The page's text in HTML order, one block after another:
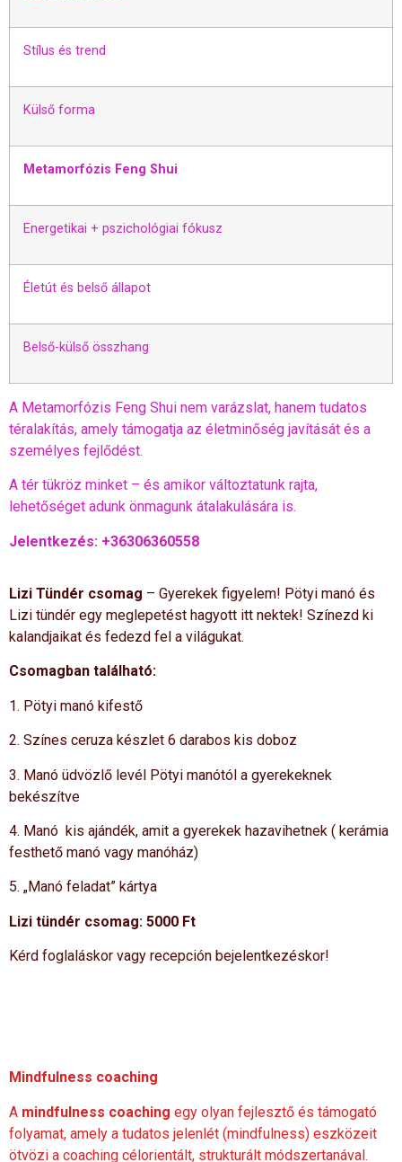
Stílus és trend
Külső forma
Metamorfózis Feng Shui
Energetikai + pszichológiai fókusz
Életút és belső állapot
Belső-külső összhang
A Metamorfózis Feng Shui nem varázslat, hanem tudatos
téralakítás, amely támogatja az életminőség javítását és a
személyes fejlődést.
A tér tükröz minket – és amikor változtatunk rajta,
lehetőséget adunk önmagunk átalakulására is.
Jelentkezés: +36306360558
Lizi Tündér csomag – Gyerekek figyelem! Pötyi manó és
Lizi tündér egy meglepetést hagyott itt nektek! Színezd ki
kalandjaikat és fedezd fel a világukat.
Csomagban található:
1. Pötyi manó kifestő
2. Színes ceruza készlet 6 darabos kis doboz
3. Manó üdvözlő levél Pötyi manótól a gyerekeknek
bekészítve
4. Manó kis ajándék, amit a gyerekek hazavihetnek ( kerámia
festhető manó vagy manóház)
5. „Manó feladat” kártya
Lizi tündér csomag: 5000 Ft
Kérd foglaláskor vagy recepción bejelentkezéskor!
Mindfulness coaching
A mindfulness coaching egy olyan fejlesztő és támogató
folyamat, amely a tudatos jelenlét (mindfulness) eszközeit
ötvözi a coaching célorientált, strukturált módszertanával.